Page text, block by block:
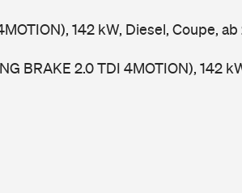
142 kW, Diesel, Coupe,
BRAKE 2.0 TDI 4MOTION), 142